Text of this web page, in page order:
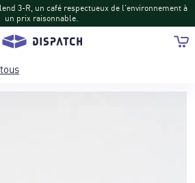
3-R, un café respectueux de l'environnement à
un prix raisonnable.